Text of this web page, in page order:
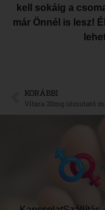
kell sokáig a
már Önnél is lesz!
KORÁBBI
Vitara 20mg útmutató